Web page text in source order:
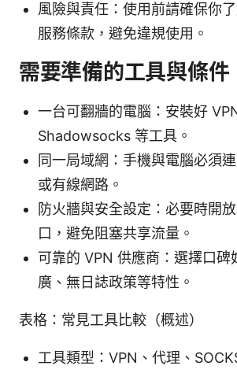
風險與責任：使用前請確保你
服務條款，避免違規使用。
需要準備的工具與條件
一台可翻牆的電腦：安裝好
Shadowsocks 等工具。
同一局域網：手機與電腦必須
或有線網路。
防火牆與安全設定：必要時開
口，避免阻塞共享流量。
可靠的 VPN 供應商：選擇口碑
廣、無日誌政策等特性。
表格：常見工具比較（概述）
工具類型：VPN、代理、